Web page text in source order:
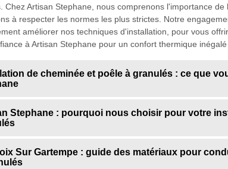
Chez Artisan Stephane, nous comprenons l'importance
à respecter les normes les plus strictes. Notre
améliorer nos techniques d'installation, pour vous
à Artisan Stephane pour un confort thermique
de cheminée et poêle à granulés : ce que
Stephane : pourquoi nous choisir pour votre
Sur Gartempe : guide des matériaux pour